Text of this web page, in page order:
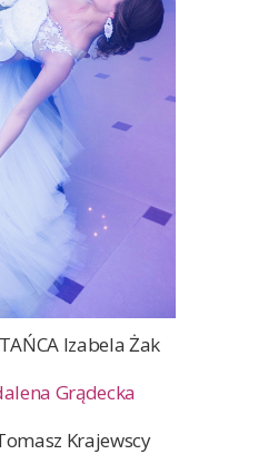
Izabela Żak
Grądecka
Krajewscy